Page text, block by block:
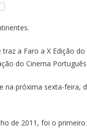
a Faro a X Edição
do Cinema
na próxima sexta-
de 2011, foi o